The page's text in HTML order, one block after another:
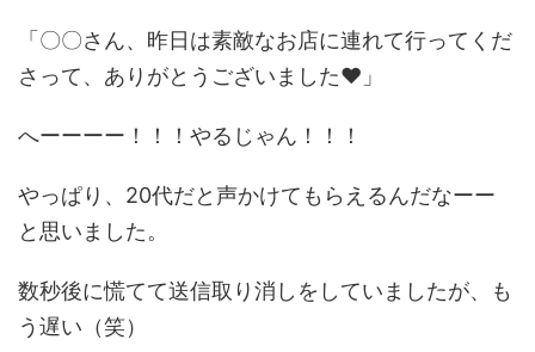
「〇〇さん、昨日は素敵なお店に連れて行ってくだ
さって、ありがとうございました♥」
へーーーー！！！やるじゃん！！！
やっぱり、20代だと声かけてもらえるんだなーー
と思いました。
数秒後に慌てて送信取り消しをしていましたが、も
う遅い（笑）